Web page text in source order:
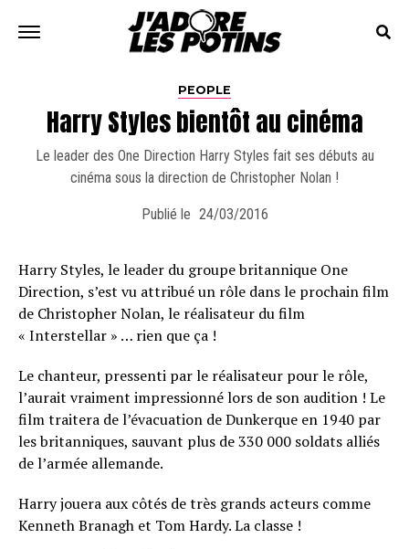
PEOPLE
Harry Styles bientôt au cinéma
Le leader des One Direction Harry Styles fait ses débuts au
cinéma sous la direction de Christopher Nolan !
Publié le 24/03/2016
Harry Styles, le leader du groupe britannique One
Direction, s’est vu attribué un rôle dans le prochain film
de Christopher Nolan, le réalisateur du film
« Interstellar » … rien que ça !
Le chanteur, pressenti par le réalisateur pour le rôle,
l’aurait vraiment impressionné lors de son audition ! Le
film traitera de l’évacuation de Dunkerque en 1940 par
les britanniques, sauvant plus de 330 000 soldats alliés
de l’armée allemande.
Harry jouera aux côtés de très grands acteurs comme
Kenneth Branagh et Tom Hardy. La classe !